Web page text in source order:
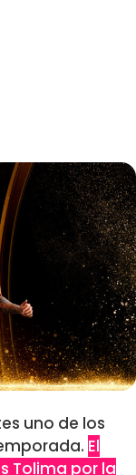
uno de los
El
Tolima por la